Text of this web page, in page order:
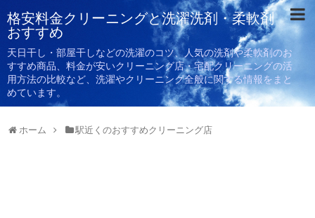
格安料金クリーニングと洗濯洗剤・柔軟剤
おすすめ
天日干し・部屋干しなどの洗濯のコツ、人気の洗剤や柔軟剤のお
すすめ商品、料金が安いクリーニング店・宅配クリーニングの活
用方法の比較など、洗濯やクリーニング全般に関する情報をまと
めています。
ホーム 駅近くのおすすめクリーニング店